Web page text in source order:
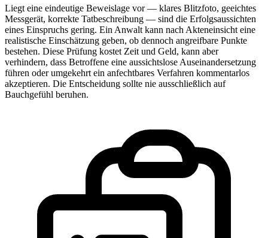
Liegt eine eindeutige Beweislage vor — klares Blitzfoto, geeichtes
Messgerät, korrekte Tatbeschreibung — sind die Erfolgsaussichten
eines Einspruchs gering. Ein Anwalt kann nach Akteneinsicht eine
realistische Einschätzung geben, ob dennoch angreifbare Punkte
bestehen. Diese Prüfung kostet Zeit und Geld, kann aber
verhindern, dass Betroffene eine aussichtslose Auseinandersetzung
führen oder umgekehrt ein anfechtbares Verfahren kommentarlos
akzeptieren. Die Entscheidung sollte nie ausschließlich auf
Bauchgefühl beruhen.